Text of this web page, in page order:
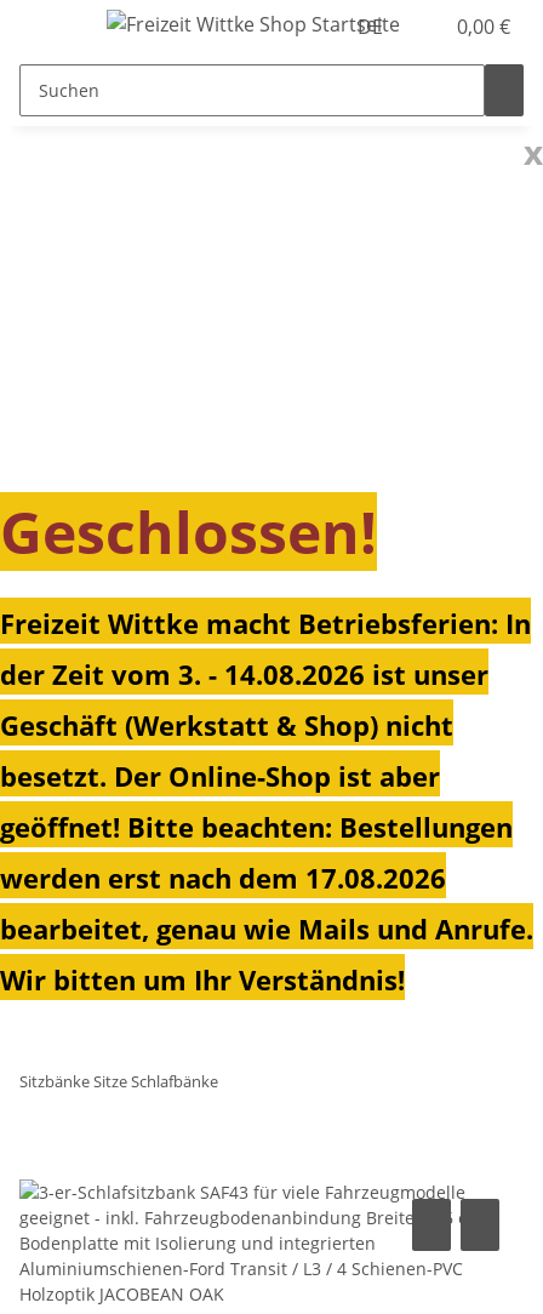
DE 0,00 €
x
Geschlossen!
Freizeit Wittke macht Betriebsferien: In
der Zeit vom 3. - 14.08.2026 ist unser
Geschäft (Werkstatt & Shop) nicht
besetzt. Der Online-Shop ist aber
geöffnet! Bitte beachten: Bestellungen
werden erst nach dem 17.08.2026
bearbeitet, genau wie Mails und Anrufe.
Wir bitten um Ihr Verständnis!
Sitzbänke Sitze Schlafbänke